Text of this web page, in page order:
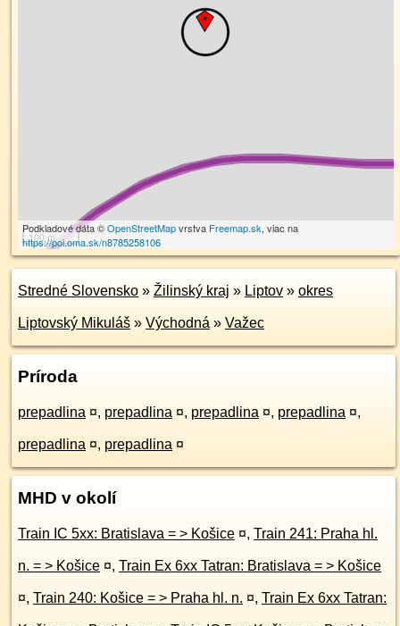
100 m
Podkladové dáta ©OpenStreetMapvrstva Freemap.sk, viac na
https://poi.oma.sk/n8785258106
Stredné Slovensko » Žilinský kraj » Liptov » okres
Liptovský Mikuláš » Východná » Važec
Príroda
prepadlina ¤, prepadlina ¤, prepadlina ¤, prepadlina ¤,
prepadlina ¤, prepadlina ¤
MHD v okolí
Train IC 5xx: Bratislava = > Košice ¤, Train 241: Praha hl.
n. = > Košice ¤, Train Ex 6xx Tatran: Bratislava = > Košice
¤, Train 240: Košice = > Praha hl. n. ¤, Train Ex 6xx Tatran: